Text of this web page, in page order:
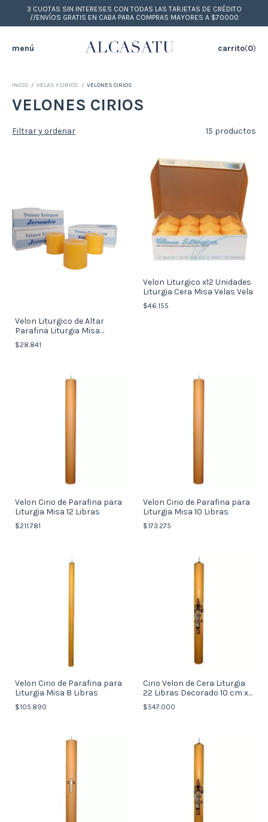
3 CUOTAS SIN INTERESES CON TODAS LAS TARJETAS DE CRÉDITO
//ENVÍOS GRATIS EN CABA PARA COMPRAS MAYORES A $70000
menú carrito(0)
INICIO / VELAS Y CIRIOS / VELONES CIRIOS
VELONES CIRIOS
Filtrar y ordenar 15 productos
Velon Liturgico de Altar
Parafina Liturgia Misa
Liturgia x 9un
$28.841
Velon Liturgico x12 Unidades
Liturgia Cera Misa Velas Vela
$46.155
Velon Cirio de Parafina para
Liturgia Misa 12 Libras
$211.781
Velon Cirio de Parafina para
Liturgia Misa 10 Libras
$173.275
Velon Cirio de Parafina para
Liturgia Misa 8 Libras
$105.890
Cirio Velon de Cera Liturgia
22 Libras Decorado 10 cm x 1
mt
$547.000